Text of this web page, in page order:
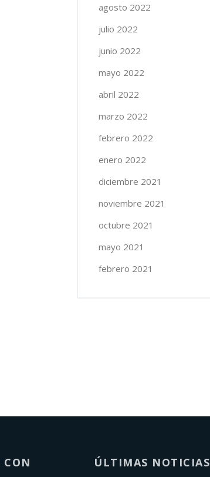
agosto 2022
julio 2022
junio 2022
mayo 2022
abril 2022
marzo 2022
febrero 2022
enero 2022
diciembre 2021
noviembre 2021
octubre 2021
mayo 2021
febrero 2021
CON
ÚLTIMAS NOTICIAS